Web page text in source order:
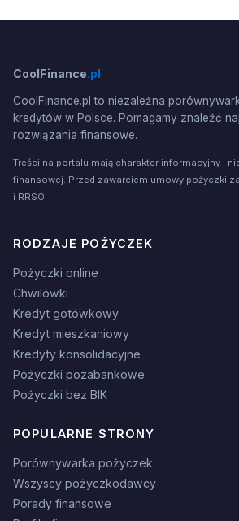
CoolFinance.pl
CoolFinance.pl to niezależna
kredytów w Polsce. Pomagamy znaleźć
rozwiązania finansowe.
Treści na portalu mają charakter informacyjny i
finansowej. Przed zawarciem umowy pożyczki
i RRSO.
RODZAJE POŻYCZEK
Pożyczki online
Chwilówki
Kredyt gotówkowy
Kredyt mieszkaniowy
Kredyty konsolidacyjne
Pożyczki pozabankowe
Pożyczki bez BIK
POPULARNE STRONY
Porównywarka pożyczek
Wszyscy pożyczkodawcy
Porady finansowe